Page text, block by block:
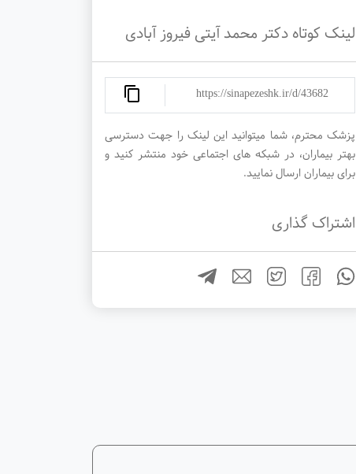
لینک کوتاه دکتر محمد آیتی فیروز آبادی
https://sinapezeshk.ir/d/43682
پزشک محترم، شما میتوانید این لینک را جهت دسترسی
بهتر بیماران، در شبکه های اجتماعی خود منتشر کنید و
برای بیماران ارسال نمایید.
اشتراک گذاری